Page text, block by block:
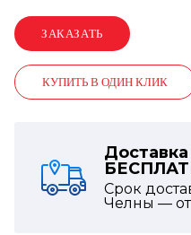
КУПИТЬ В ОДИН КЛИК
Срок
Челны — от